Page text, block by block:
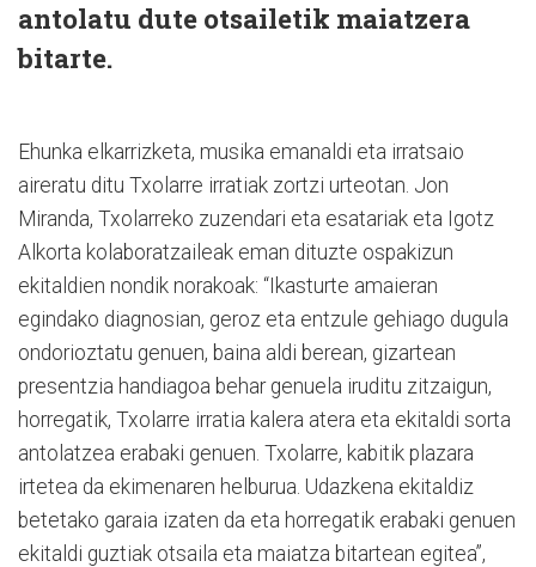
antolatu dute otsailetik maiatzera
bitarte.
Ehunka elkarrizketa, musika emanaldi eta irratsaio
aireratu ditu Txolarre irratiak zortzi urteotan. Jon
Miranda, Txolarreko zuzendari eta esatariak eta Igotz
Alkorta kolaboratzaileak eman dituzte ospakizun
ekitaldien nondik norakoak: “Ikasturte amaieran
egindako diagnosian, geroz eta entzule gehiago dugula
ondorioztatu genuen, baina aldi berean, gizartean
presentzia handiagoa behar genuela iruditu zitzaigun,
horregatik, Txolarre irratia kalera atera eta ekitaldi sorta
antolatzea erabaki genuen. Txolarre, kabitik plazara
irtetea da ekimenaren helburua. Udazkena ekitaldiz
betetako garaia izaten da eta horregatik erabaki genuen
ekitaldi guztiak otsaila eta maiatza bitartean egitea”,